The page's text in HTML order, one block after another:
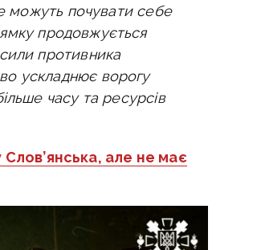
можуть почувати себе
продовжується
противника
ускладнює ворогу
часу та ресурсів
але не має